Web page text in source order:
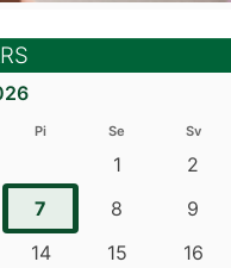
Pi Se Sv
1
2
7 8
9
14 15
16